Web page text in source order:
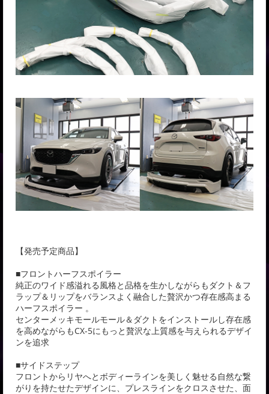
【発売予定商品】
■フロントハーフスポイラー
純正のワイド感溢れる風格と品格を生かしながらもダクト＆フ
ラップ＆リップをバランスよく融合した贅沢かつ存在感高まる
ハーフスポイラー 。
センターメッキモールモール＆ダクトをインストールし存在感
を高めながらもCX-5にもっと贅沢な上質感を与えられるデザイ
ンを追求
■サイドステップ
フロントからリヤへとボディーラインを美しく魅せる自然な繋
がりを持たせたデザインに、プレスラインをクロスさせた、面